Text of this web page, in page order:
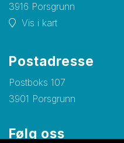
3916 Porsgrunn
Vis i kart
Postadresse
Postboks 107
3901 Porsgrunn
Følg oss